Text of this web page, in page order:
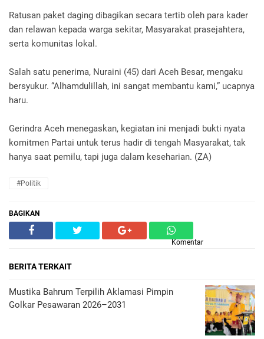
Ratusan paket daging dibagikan secara tertib oleh para kader
dan relawan kepada warga sekitar, Masyarakat prasejahtera,
serta komunitas lokal.
Salah satu penerima, Nuraini (45) dari Aceh Besar, mengaku
bersyukur. “Alhamdulillah, ini sangat membantu kami,” ucapnya
haru.
Gerindra Aceh menegaskan, kegiatan ini menjadi bukti nyata
komitmen Partai untuk terus hadir di tengah Masyarakat, tak
hanya saat pemilu, tapi juga dalam keseharian. (ZA)
#Politik
BAGIKAN
Komentar
BERITA TERKAIT
Mustika Bahrum Terpilih Aklamasi Pimpin
Golkar Pesawaran 2026–2031